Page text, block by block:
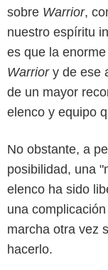
sobre Warrior,
nuestro espíritu
es que la
Warrior y de ese
de un mayor
elenco y equipo
No obstante, a
posibilidad, una
elenco ha sido
una
marcha otra vez
hacerlo.